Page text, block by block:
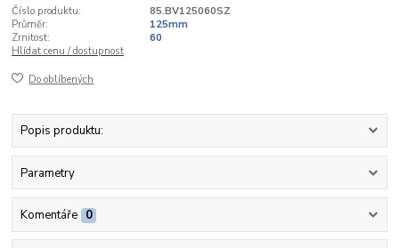
Číslo produktu:
85.BV125060SZ
Průměr:
125mm
Zrnitost:
60
Hlídat cenu / dostupnost
Do oblíbených
Popis produktu:
Parametry
Komentáře 0